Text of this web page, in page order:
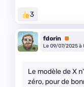
3
fdorin
Premium
Le 09/07/2025 à
Le modèle de X
zéro, pour de